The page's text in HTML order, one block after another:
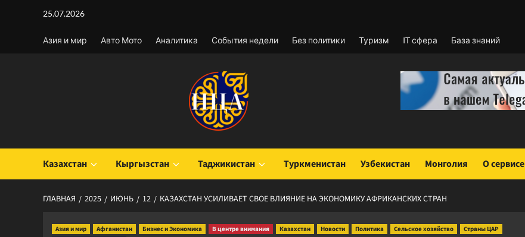
содержимому
25.07.2026
Азия и мир Авто Мото Аналитика События недели Без политики Туризм IT сфера База знаний
Казахстан Кыргызстан Таджикистан Туркменистан Узбекистан Монголия О сервисе
ГЛАВНАЯ 2025 ИЮНЬ 12 КАЗАХСТАН УСИЛИВАЕТ СВОЕ ВЛИЯНИЕ НА ЭКОНОМИКУ АФРИКАНСКИХ СТРАН
Азия и мир Афганистан Бизнес и Экономика В центре внимания Казахстан Новости Политика Сельское хозяйство
Страны ЦАР